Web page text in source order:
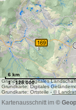
Grundkarte:Digitales
Grundkarte: Digitales
Grundkarte:Ortsteile - ©
6 km
1 : 128.000
Kartenausschnitt im ©